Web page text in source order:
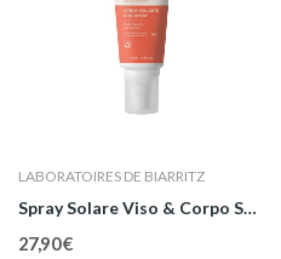
LABORATOIRES DE BIARRITZ
Spray Solare Viso & Corpo SPF 50+ 100 ml -...
27,90 €